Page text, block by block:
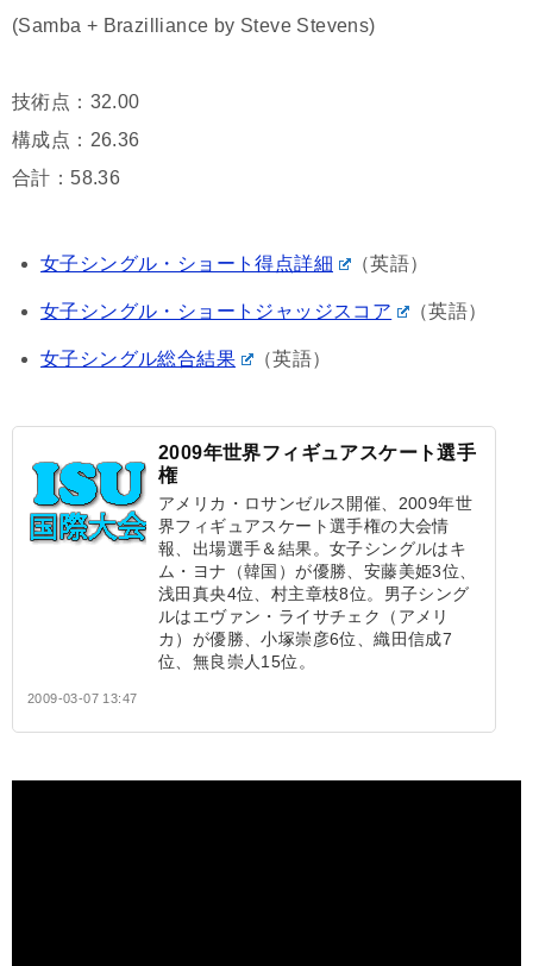
(Samba + Brazilliance by Steve Stevens)
技術点：32.00
構成点：26.36
合計：58.36
女子シングル・ショート得点詳細 （英語）
女子シングル・ショートジャッジスコア （英語）
女子シングル総合結果 （英語）
2009年世界フィギュアスケート選手
権
アメリカ・ロサンゼルス開催、2009年世
界フィギュアスケート選手権の大会情
報、出場選手＆結果。女子シングルはキ
ム・ヨナ（韓国）が優勝、安藤美姫3位、
浅田真央4位、村主章枝8位。男子シング
ルはエヴァン・ライサチェク（アメリ
カ）が優勝、小塚崇彦6位、織田信成7
位、無良崇人15位。
2009-03-07 13:47